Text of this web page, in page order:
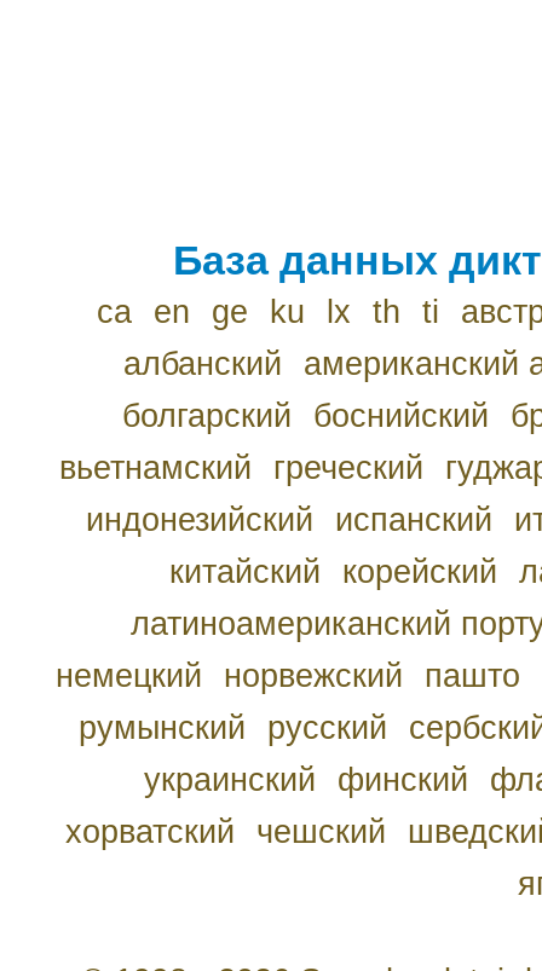
База данных
ca en ge ku lx th ti
албанский
американский
болгарский
боснийский
вьетнамский
греческий
индонезийский
испанский
китайский
корейский
латиноамериканский
немецкий
норвежский
пашто
румынский
русский
украинский
финский
хорватский
чешский